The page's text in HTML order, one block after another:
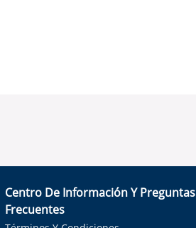
Centro De Información Y Preguntas
Frecuentes